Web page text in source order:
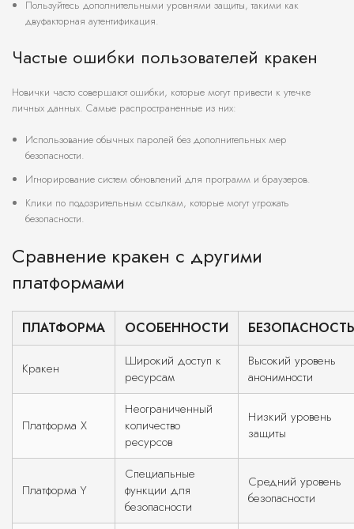
Пользуйтесь дополнительными уровнями защиты, такими как
двуфакторная аутентификация.
Частые ошибки пользователей кракен
Новички часто совершают ошибки, которые могут привести к утечке
личных данных. Самые распространенные из них:
Использование обычных паролей без дополнительных мер
безопасности.
Игнорирование систем обновлений для программ и браузеров.
Клики по подозрительным ссылкам, которые могут угрожать
безопасности.
Сравнение кракен с другими
платформами
ПЛАТФОРМА ОСОБЕННОСТИ БЕЗОПАСНОСТЬ
Кракен
Широкий доступ к
ресурсам
Высокий уровень
анонимности
Платформа X
Неограниченный
количество
ресурсов
Низкий уровень
защиты
Платформа Y
Специальные
функции для
безопасности
Средний уровень
безопасности